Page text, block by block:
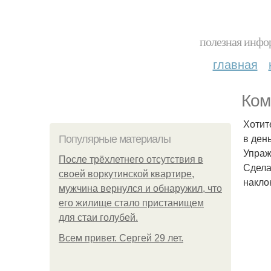
полезная
главная
Популярные материалы
После трёхлетнего отсутствия в
своей воркутинской квартире,
мужчина вернулся и обнаружил, что
его жилище стало пристанищем
для стаи голубей.
Всем привет. Сергей 29 лет.
в